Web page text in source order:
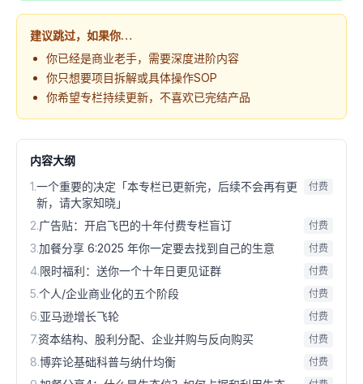
建议跳过，如果你…
你已经是商业老手，需要深度进阶内容
你只想要项目拆解或具体操作SOP
你希望专栏持续更新，不喜欢已完结产品
内容大纲
1.一个重要的决定「本专栏已更新完，后续不会再有更
新，请大家知晓」
付费
2.广告贴：开启飞巴的十年付费专栏盲订 付费
3.加餐分享 6:2025 年你一定要去找到自己的生意 付费
4.限时福利：送你一个十年日更见证群 付费
5.个人/企业商业化的五个阶段 付费
6.亚马逊增长飞轮 付费
7.资本结构、股利分配、企业并购与反向购买 付费
8.博弈论基础科普与纳什均衡 付费